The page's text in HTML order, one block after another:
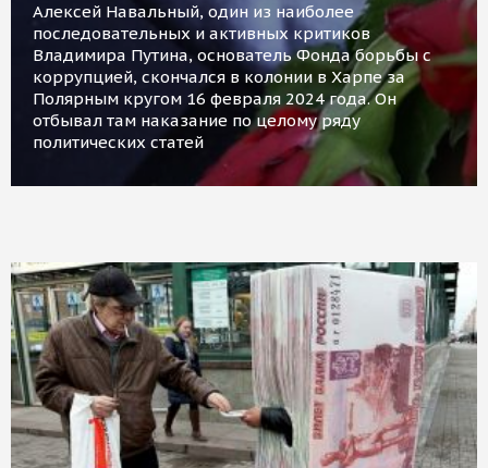
Алексей Навальный, один из наиболее
последовательных и активных критиков
Владимира Путина, основатель Фонда борьбы с
коррупцией, скончался в колонии в Харпе за
Полярным кругом 16 февраля 2024 года. Он
отбывал там наказание по целому ряду
политических статей